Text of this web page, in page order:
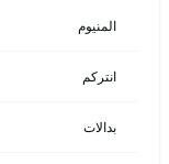
المنيوم
انتركم
بدالات